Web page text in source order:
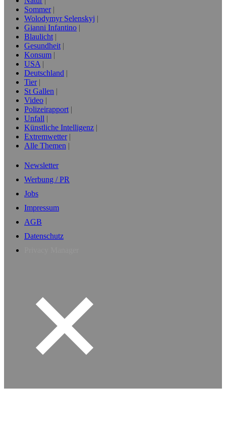
Sommer
Wolodymyr Selenskyj
Gianni Infantino
Blaulicht
Gesundheit
Konsum
USA
Deutschland
Tier
St Gallen
Video
Polizeirapport
Unfall
Künstliche Intelligenz
Extremwetter
Alle Themen
Newsletter
Werbung / PR
Jobs
Impressum
AGB
Datenschutz